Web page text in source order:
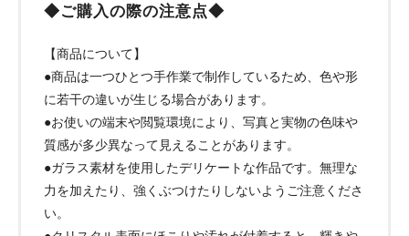
◆ご購入の際の注意点◆
【商品について】
●商品は一つひとつ手作業で制作しているため、色や形
に若干の違いが生じる場合があります。
●お使いの端末や閲覧環境により、写真と実物の色味や
質感が多少異なって見えることがあります。
●ガラス素材を使用したデリケートな作品です。無理な
力を加えたり、強くぶつけたりしないようご注意くださ
い。